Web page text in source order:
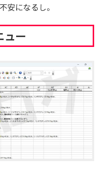
になるし。
ュー